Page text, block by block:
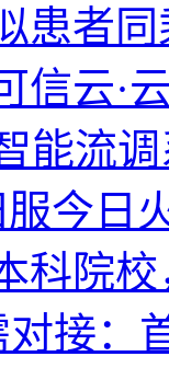
患者
信云·
能流
服今日
科院
接：